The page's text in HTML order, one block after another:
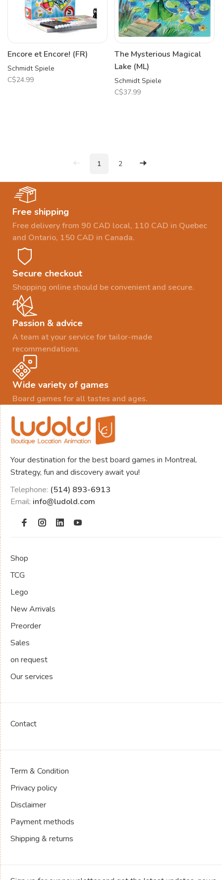
Encore et Encore! (FR)
Schmidt Spiele
C$24.99
The Mysterious Magical
Lake (ML)
Schmidt Spiele
C$37.99
1 2
Free shipping
Free delivery from 90 CAD local, 110 CAD in Quebec
and Ontario, 150 CAD in Canada.
Secure checkout
Shopping online should be convenient and secure.
Passion & advice
A team at your service for tailor-made
recommendations.
Wide variety of games
Board games for all tastes and ages.
Your destination for the best board games in Montreal.
Strategy, fun and discovery await you!
Telephone: (514) 893-6913
Email: info@ludold.com
Shop
TCG
Lego
New Arrivals
Preorder
Sales
on request
Our services
Contact
Term & Condition
Privacy policy
Disclaimer
Payment methods
Shipping & returns